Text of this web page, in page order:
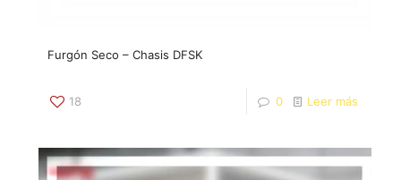
Furgón Seco – Chasis DFSK
18 0 Leer más